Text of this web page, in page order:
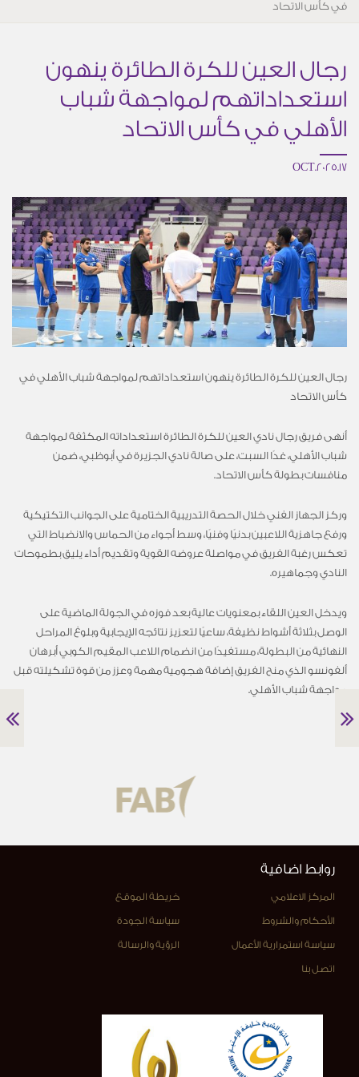
في كأس الاتحاد
رجال العين للكرة الطائرة ينهون
استعداداتهم لمواجهة شباب
الأهلي في كأس الاتحاد
17.OCT.2025
رجال العين للكرة الطائرة ينهون استعداداتهم لمواجهة شباب الأهلي في
كأس الاتحاد
أنهى فريق رجال نادي العين للكرة الطائرة استعداداته المكثفة لمواجهة
شباب الأهلي، غدًا السبت، على صالة نادي الجزيرة في أبوظبي، ضمن
منافسات بطولة كأس الاتحاد.
وركز الجهاز الفني خلال الحصة التدريبية الختامية على الجوانب التكتيكية
ورفع جاهزية اللاعبين بدنيًا وفنيًا، وسط أجواء من الحماس والانضباط التي
تعكس رغبة الفريق في مواصلة عروضه القوية وتقديم أداء يليق بطموحات
النادي وجماهيره.
ويدخل العين اللقاء بمعنويات عالية بعد فوزه في الجولة الماضية على
الوصل بثلاثة أشواط نظيفة، ساعيًا لتعزيز نتائجه الإيجابية وبلوغ المراحل
النهائية من البطولة، مستفيدًا من انضمام اللاعب المقيم الكوبي أبرهان
ألفونسو الذي منح الفريق إضافة هجومية مهمة وعزز من قوة تشكيلته قبل
مواجهة شباب الأهلي.
روابط اضافية
المركز الاعلامي خريطة الموقع
الأحكام والشروط سياسة الجودة
سياسة استمرارية الأعمال الرؤية والرسالة
اتصل بنا